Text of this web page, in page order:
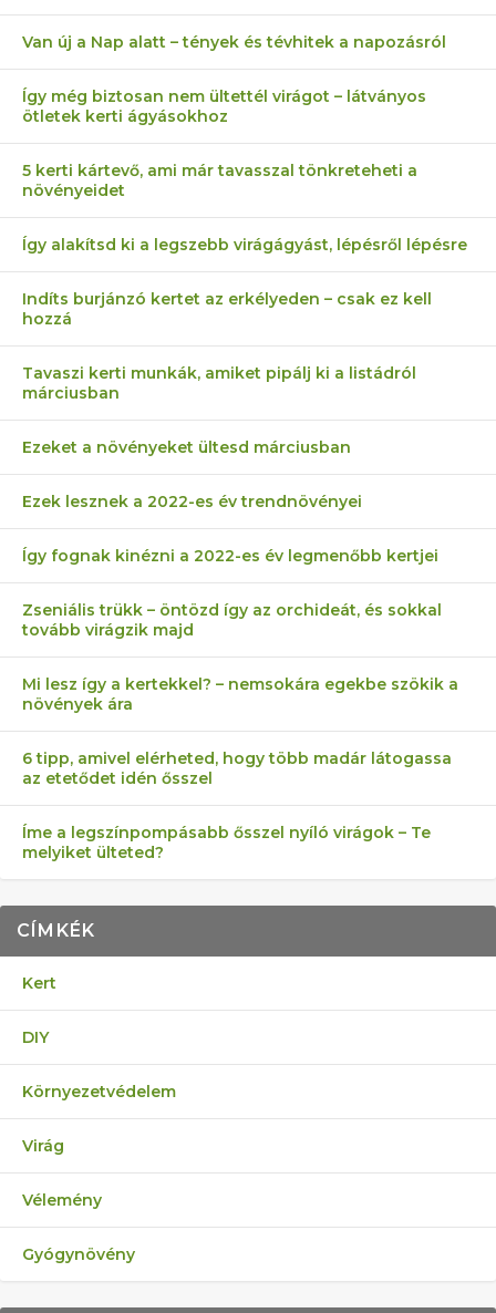
Van új a Nap alatt – tények és tévhitek a napozásról
Így még biztosan nem ültettél virágot – látványos
ötletek kerti ágyásokhoz
5 kerti kártevő, ami már tavasszal tönkreteheti a
növényeidet
Így alakítsd ki a legszebb virágágyást, lépésről lépésre
Indíts burjánzó kertet az erkélyeden – csak ez kell
hozzá
Tavaszi kerti munkák, amiket pipálj ki a listádról
márciusban
Ezeket a növényeket ültesd márciusban
Ezek lesznek a 2022-es év trendnövényei
Így fognak kinézni a 2022-es év legmenőbb kertjei
Zseniális trükk – öntözd így az orchideát, és sokkal
tovább virágzik majd
Mi lesz így a kertekkel? – nemsokára egekbe szökik a
növények ára
6 tipp, amivel elérheted, hogy több madár látogassa
az etetődet idén ősszel
Íme a legszínpompásabb ősszel nyíló virágok – Te
melyiket ülteted?
CÍMKÉK
Kert
DIY
Környezetvédelem
Virág
Vélemény
Gyógynövény